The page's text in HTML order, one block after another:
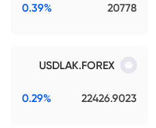
20778
0.39%
USDLAK.FOREX
22426.9023
0.29%